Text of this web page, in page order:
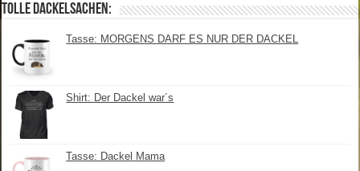
Tolle Dackelsachen:
Tasse: MORGENS DARF ES NUR DER DACKEL
Shirt: Der Dackel war´s
Tasse: Dackel Mama